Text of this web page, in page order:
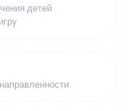
детей